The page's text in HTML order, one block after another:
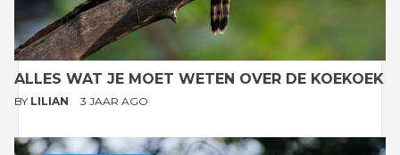
ALLES WAT JE MOET WETEN OVER DE KOEKOEK
BY LILIAN 3 JAAR AGO